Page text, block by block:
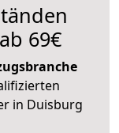
69€
in Duisburg